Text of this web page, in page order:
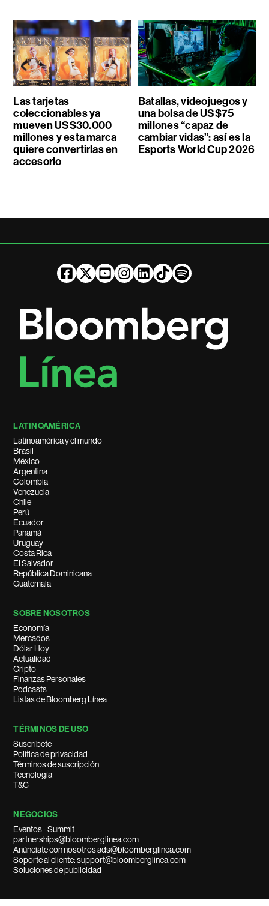
Las tarjetas
coleccionables ya
mueven US$30.000
millones y esta marca
quiere convertirlas en
accesorio
Batallas, videojuegos y
una bolsa de US$75
millones “capaz de
cambiar vidas”: así es la
Esports World Cup 2026
LATINOAMÉRICA
Latinoamérica y el mundo
Brasil
México
Argentina
Colombia
Venezuela
Chile
Perú
Ecuador
Panamá
Uruguay
Costa Rica
El Salvador
República Dominicana
Guatemala
SOBRE NOSOTROS
Economía
Mercados
Dólar Hoy
Actualidad
Cripto
Finanzas Personales
Podcasts
Listas de Bloomberg Línea
TÉRMINOS DE USO
Suscríbete
Política de privacidad
Términos de suscripción
Tecnología
T&C
NEGOCIOS
Eventos - Summit
partnerships@bloomberglinea.com
Anúnciate con nosotros ads@bloomberglinea.com
Soporte al cliente: support@bloomberglinea.com
Soluciones de publicidad